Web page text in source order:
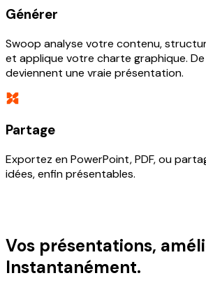
Générer
Swoop analyse votre contenu,
et applique votre charte graphique.
deviennent une vraie présentation.
Partage
Exportez en PowerPoint, PDF, ou
idées, enfin présentables.
Vos présentations,
Instantanément.